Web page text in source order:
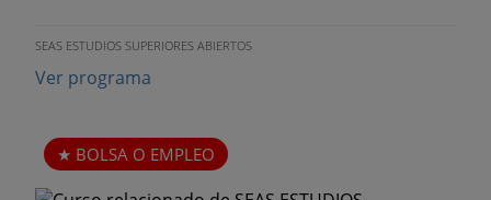
SEAS ESTUDIOS SUPERIORES ABIERTOS
Ver programa
BOLSA O EMPLEO